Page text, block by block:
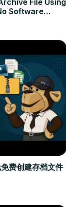
Software
费创建存档文件